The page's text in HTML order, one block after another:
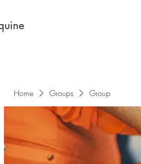
Home Groups Group